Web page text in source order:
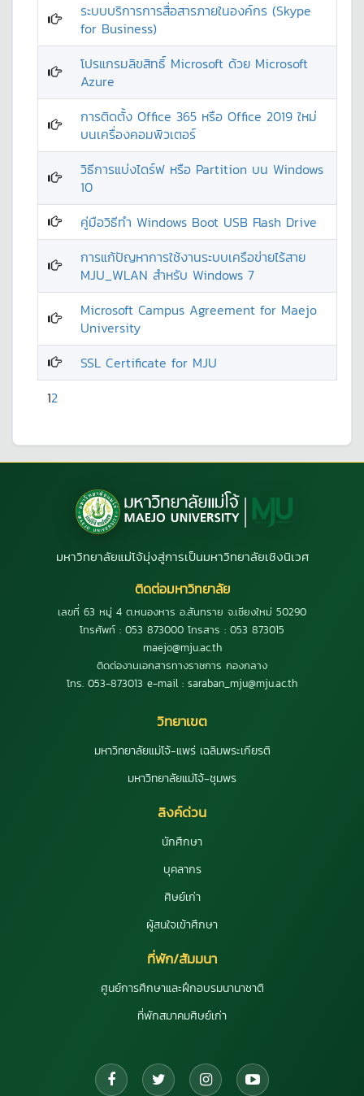
ระบบบริการการสื่อสารภายในองค์กร (Skype
for Business)
โปรแกรมลิขสิทธิ์ Microsoft ด้วย Microsoft
Azure
การติดตั้ง Office 365 หรือ Office 2019 ใหม่
บนเครื่องคอมพิวเตอร์
วิธีการแบ่งไดร์ฟ หรือ Partition บน Windows
10
คู่มือวิธีทำ Windows Boot USB Flash Drive
การแก้ปัญหาการใช้งานระบบเครือข่ายไร้สาย
MJU_WLAN สำหรับ Windows 7
Microsoft Campus Agreement for Maejo
University
SSL Certificate for MJU
12
มหาวิทยาลัยแม่โจ้มุ่งสู่การเป็นมหาวิทยาลัยเชิงนิเวศ
ติดต่อมหาวิทยาลัย
เลขที่ 63 หมู่ 4 ต.หนองหาร อ.สันทราย จ.เชียงใหม่ 50290
โทรศัพท์ : 053 873000 โทรสาร : 053 873015
maejo@mju.ac.th
ติดต่องานเอกสารทางราชการ กองกลาง
โทร. 053-873013 e-mail : saraban_mju@mju.ac.th
วิทยาเขต
มหาวิทยาลัยแม่โจ้-แพร่ เฉลิมพระเกียรติ
มหาวิทยาลัยแม่โจ้-ชุมพร
ลิงค์ด่วน
นักศึกษา
บุคลากร
ศิษย์เก่า
ผู้สนใจเข้าศึกษา
ที่พัก/สัมมนา
ศูนย์การศึกษาและฝึกอบรมนานาชาติ
ที่พักสมาคมศิษย์เก่า